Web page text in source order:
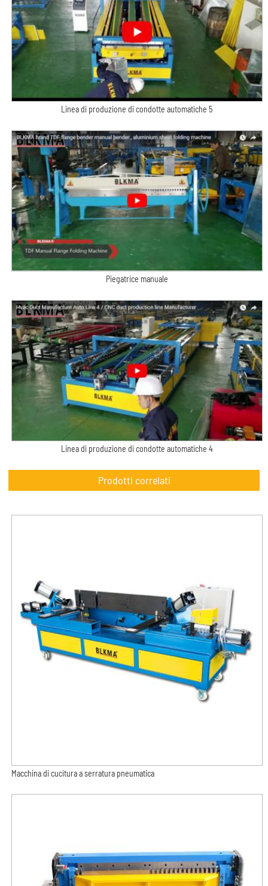
Linea di produzione di condotte automatiche 5
Piegatrice manuale
Linea di produzione di condotte automatiche 4
Prodotti correlati
Macchina di cucitura a serratura pneumatica